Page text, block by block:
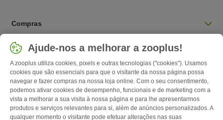
Compras
Selecionar país
Portugal / PT
Follow zooplus
Ajude-nos a melhorar a zooplus!
A zooplus utiliza cookies, pixels e outras tecnologias ("cookies"). Usamos
cookies que são essenciais para que o visitante da nossa página possa
navegar e fazer compras na nossa loja online. Com o seu consentimento,
podemos ativar cookies de desempenho, funcionais e de marketing com a
vista a melhorar a sua visita à nossa página e para lhe apresentarmos
produtos e serviços relevantes para si, além de anúncios personalizados. A
qualquer momento o visitante pode efetuar alterações nas suas